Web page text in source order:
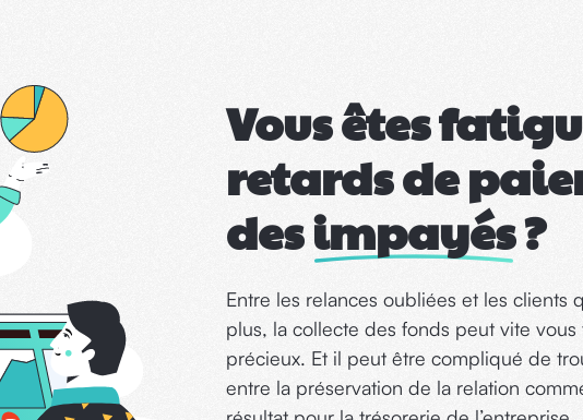
Vous êtes
retards de
desimpayés?
Entre les relances oubliées et les clients
plus, la collecte des fonds peut vite
précieux. Et il peut être compliqué de
entre la préservation de la relation